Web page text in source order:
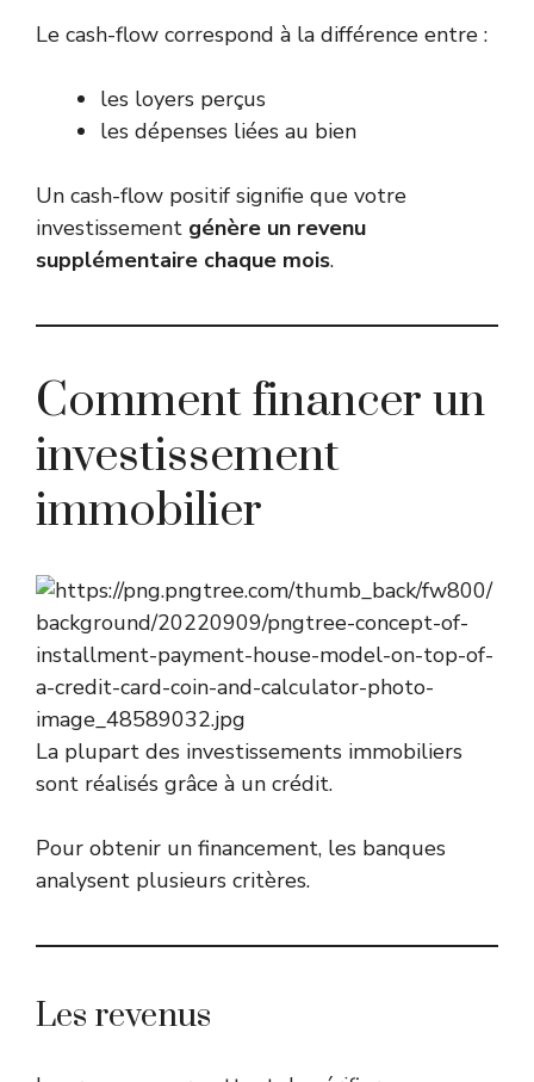
Le cash-flow correspond à la différence entre :
les loyers perçus
les dépenses liées au bien
Un cash-flow positif signifie que votre
investissement génère un revenu
supplémentaire chaque mois.
Comment financer un
investissement
immobilier
La plupart des investissements immobiliers
sont réalisés grâce à un crédit.
Pour obtenir un financement, les banques
analysent plusieurs critères.
Les revenus